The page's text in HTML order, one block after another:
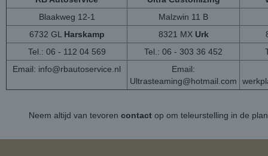
Blaakweg 12-1
Malzwin 11 B
6732 GL Harskamp 8321 MX Urk
Tel.: 06 - 112 04 569
Tel.: 06 - 303 36 452
Email: info@rbautoservice.nl
Email:
Ultrasteaming@hotmail.com
Neem altijd van tevoren contactop om teleurstelling in de